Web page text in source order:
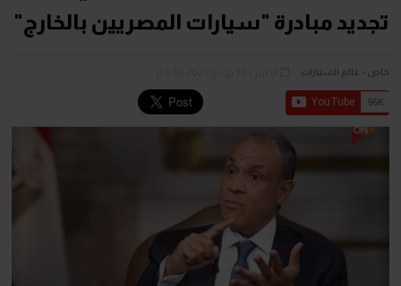
تجديد مبادرة "سيارات المصريين بالخارج"
خاص - عالم السيارات